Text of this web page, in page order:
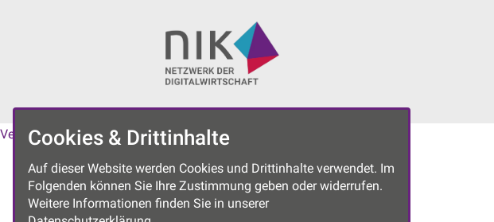
Vereinssatzung|Datenschutzerklärung|
Cookies & Drittinhalte
Auf dieser Website werden Cookies und Drittinhalte verwendet. Im
Folgenden können Sie Ihre Zustimmung geben oder widerrufen.
Weitere Informationen finden Sie in unserer